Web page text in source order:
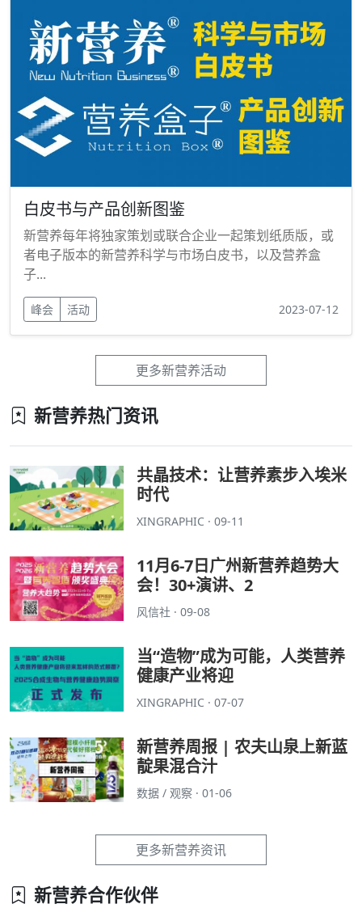
白皮书与产品创新图鉴
新营养每年将独家策划或联合企业一起策划纸质版，或
者电子版本的新营养科学与市场白皮书，以及营养盒
子...
峰会 活动 2023-07-12
更多新营养活动
新营养热门资讯
共晶技术：让营养素步入埃米
时代
XINGRAPHIC · 09-11
11月6-7日广州新营养趋势大
会！30+演讲、2
风信社 · 09-08
当“造物”成为可能，人类营养
健康产业将迎
XINGRAPHIC · 07-07
新营养周报 | 农夫山泉上新蓝
靛果混合汁
数据 / 观察 · 01-06
更多新营养资讯
新营养合作伙伴